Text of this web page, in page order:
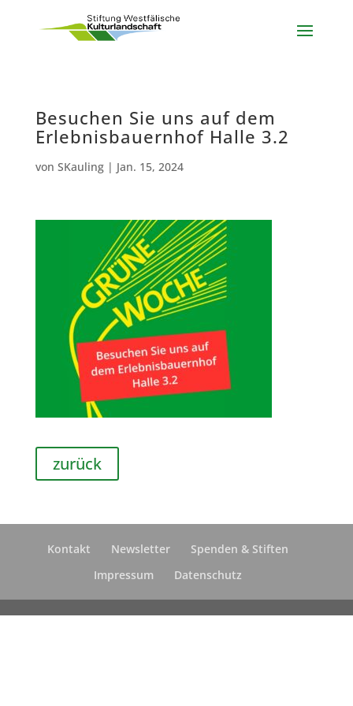
Besuchen Sie uns auf dem
Erlebnisbauernhof Halle 3.2
von SKauling| Jan. 15, 2024
zurück
Kontakt Newsletter
Spenden & Stiften
Impressum
Datenschutz